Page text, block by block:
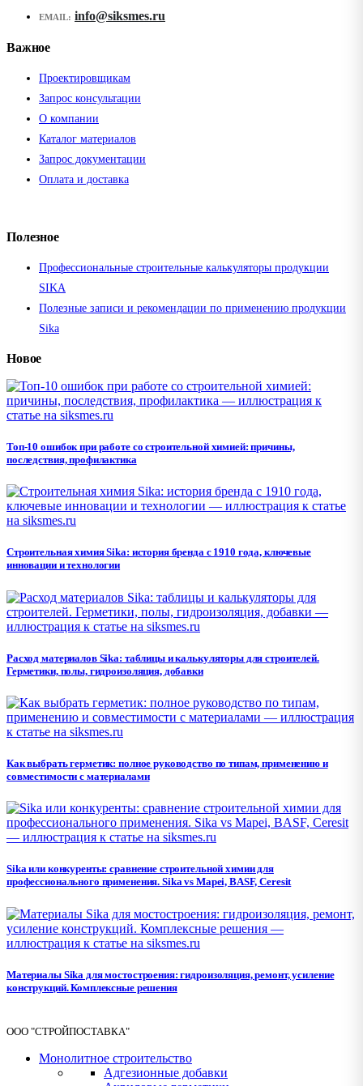
EMAIL: info@siksmes.ru
Важное
Проектировщикам
Запрос консультации
О компании
Каталог материалов
Запрос документации
Оплата и доставка
Полезное
Профессиональные строительные калькуляторы продукции
SIKA
Полезные записи и рекомендации по применению продукции
Sika
Новое
Топ-10 ошибок при работе со строительной химией: причины,
последствия, профилактика
Строительная химия Sika: история бренда с 1910 года, ключевые
инновации и технологии
Расход материалов Sika: таблицы и калькуляторы для строителей.
Герметики, полы, гидроизоляция, добавки
Как выбрать герметик: полное руководство по типам, применению и
совместимости с материалами
Sika или конкуренты: сравнение строительной химии для
профессионального применения. Sika vs Mapei, BASF, Ceresit
Материалы Sika для мостостроения: гидроизоляция, ремонт, усиление
конструкций. Комплексные решения
ООО "СТРОЙПОСТАВКА"
Монолитное строительство
Адгезионные добавки